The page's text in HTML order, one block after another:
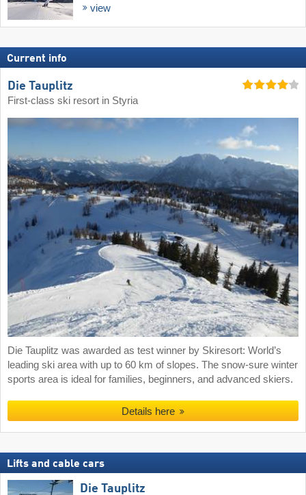
view
Current info
Die Tauplitz
First-class ski resort in Styria
Die Tauplitz was awarded as test winner by Skiresort: World’s
leading ski area with up to 60 km of slopes. The snow-sure winter
sports area is ideal for families, beginners, and advanced skiers.
Details here
Lifts and cable cars
Die Tauplitz